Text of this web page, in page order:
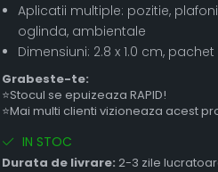
Aplicatii multiple: pozitie,
oglinda, ambientale
Dimensiuni: 2.8 x 1.0 cm,
Grabeste-te:
⭐Stocul se epuizeaza RAPID!
⭐Mai multi clienti vizioneaza acest
IN STOC
Durata de livrare: 2-3 zile